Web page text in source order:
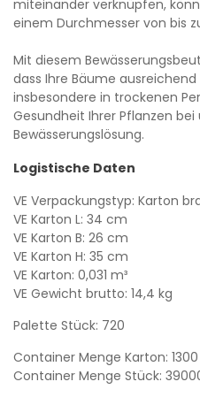
miteinander verknüpfen,
einem Durchmesser von bis
Mit diesem
dass Ihre Bäume
insbesondere in trockenen
Gesundheit Ihrer Pflanzen
Bewässerungslösung.
Logistische Daten
VE Verpackungstyp: Karton
VE Karton L: 34 cm
VE Karton B: 26 cm
VE Karton H: 35 cm
VE Karton: 0,031 m³
VE Gewicht brutto: 14,4 kg
Palette Stück: 720
Container Menge Karton: 1300
Container Menge Stück: